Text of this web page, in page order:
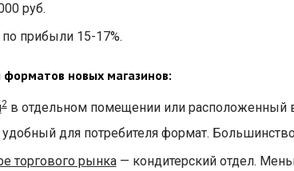
руб.
прибыли 15-17%.
новых магазинов:
2в отдельном помещении или расположенный
для потребителя формат.
торгового рынка— кондитерский отдел.